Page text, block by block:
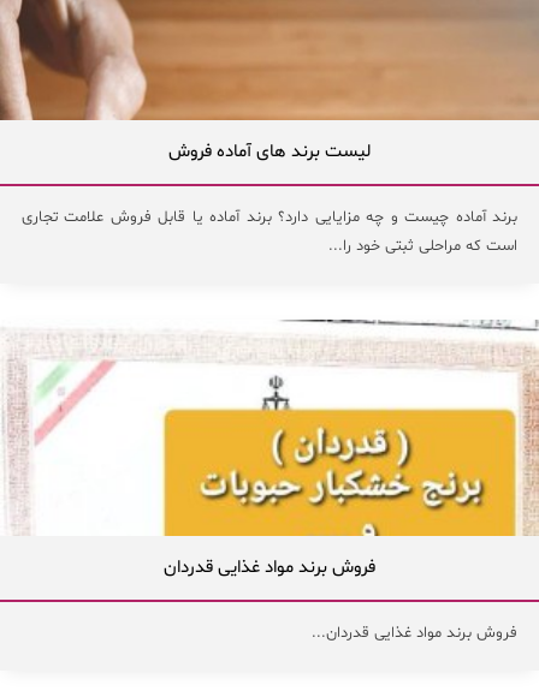
لیست برند های آماده فروش
برند آماده چیست و چه مزایایی دارد؟ برند آماده یا قابل فروش علامت تجاری
است که مراحلی ثبتی خود را...
فروش برند مواد غذایی قدردان
فروش برند مواد غذایی قدردان...